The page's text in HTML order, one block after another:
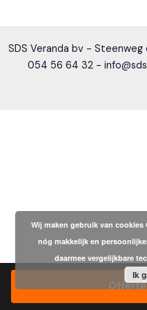
SDS Veranda bv -
054 56 64 32 -
Offerte
Wij maken gebruik van
nóg makkelijk en
daarmee vergelijkbare
Ik